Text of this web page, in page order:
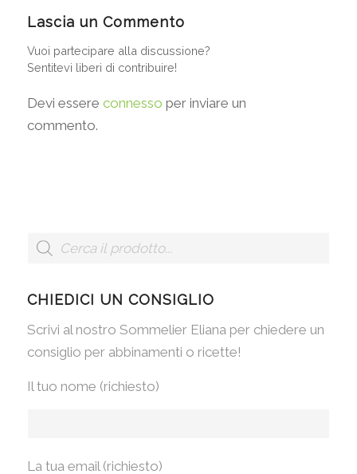
Lascia un Commento
Vuoi partecipare alla discussione?
Sentitevi liberi di contribuire!
Devi essere connesso per inviare un
commento.
CHIEDICI UN CONSIGLIO
Scrivi al nostro Sommelier Eliana per chiedere un
consiglio per abbinamenti o ricette!
Il tuo nome (richiesto)
La tua email (richiesto)